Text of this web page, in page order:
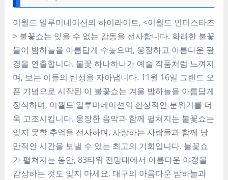
이월드 일루미네이션의 하이라이트, <이월드 인더스타즈
> 불꽃쇼는 잊을 수 없는 감동을 선사합니다. 화려한 불꽃
들이 밤하늘을 아름답게 수놓으며, 웅장하고 아름다운 광
경을 연출합니다. 불꽃 하나하나가 예술 작품처럼 느껴지
며, 보는 이들의 탄성을 자아냅니다. 11월 16일 그랜드 오
픈 기념으로 시작된 이 불꽃쇼는 겨울 밤하늘을 아름답게
장식하며, 이월드 일루미네이션의 환상적인 분위기를 더
욱 고조시킵니다. 웅장한 음악과 함께 펼쳐지는 불꽃쇼는
잊지 못할 추억을 선사하며, 사랑하는 사람들과 함께 낭
만적인 시간을 보낼 수 있는 최고의 기회입니다. 불꽃쇼
가 펼쳐지는 동안, 83타워 전망대에서 아름다운 야경을
감상하는 것도 잊지 마세요. 대구의 아름다운 밤하늘과